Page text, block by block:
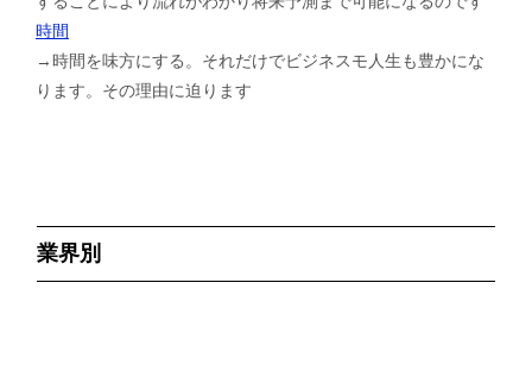
時間
→時間を味方にする。それだけでビジネスモ人生も豊かにな
ります。その理由に迫ります
業界別